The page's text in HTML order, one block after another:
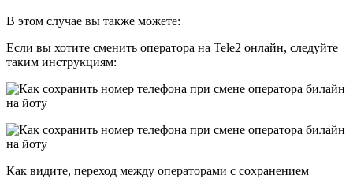
В этом случае вы также можете:
Если вы хотите сменить оператора на Tele2 онлайн, следуйте
таким инструкциям:
Как видите, переход между операторами с сохранением